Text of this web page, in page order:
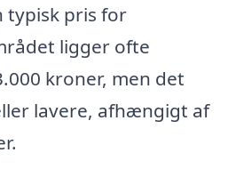
typisk pris for
ligger ofte
kroner, men det
lavere, afhængigt af